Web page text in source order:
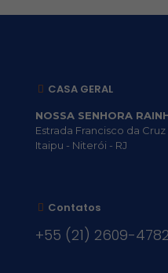
CASA GERAL
NOSSA SENHORA
Estrada Francisco da Cruz
Itaipu - Niterói - RJ
Contatos
+55 (21) 2609-4782